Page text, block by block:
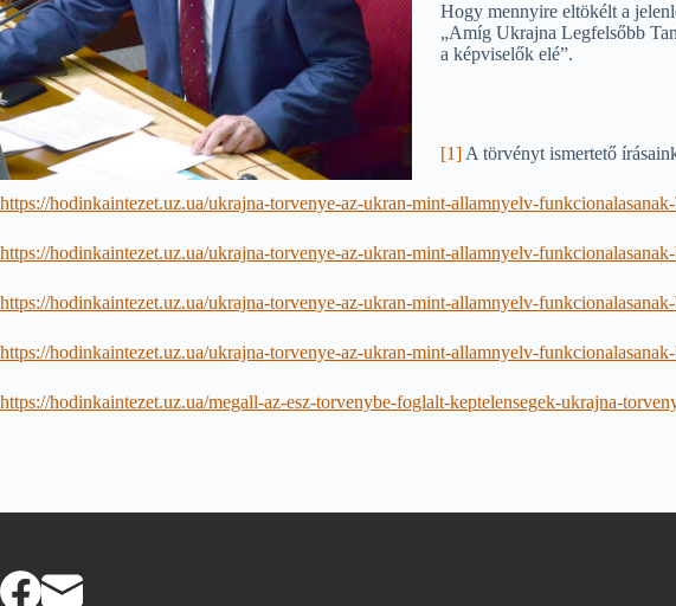
Hogy mennyire eltökélt a
„Amíg Ukrajna Legfelsőbb
a képviselők elé”.
[1] A törvényt ismertető
https://hodinkaintezet.uz.ua/ukrajna-torvenye-az-ukran-mint-allamnyelv-
https://hodinkaintezet.uz.ua/ukrajna-torvenye-az-ukran-mint-allamnyelv-
https://hodinkaintezet.uz.ua/ukrajna-torvenye-az-ukran-mint-allamnyelv-
https://hodinkaintezet.uz.ua/ukrajna-torvenye-az-ukran-mint-allamnyelv-
https://hodinkaintezet.uz.ua/megall-az-esz-torvenybe-foglalt-keptelensegek-ukrajna-